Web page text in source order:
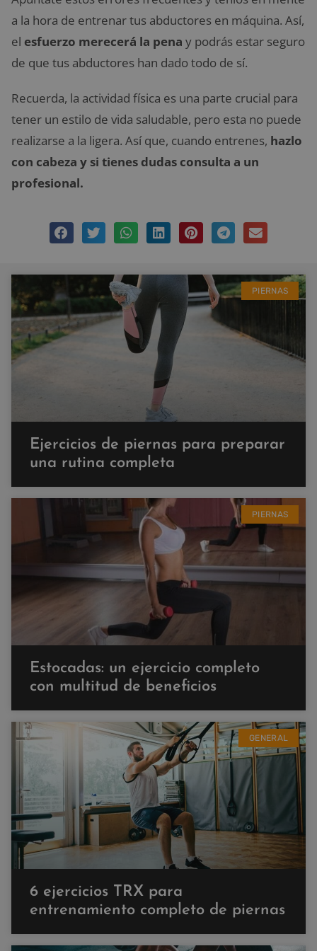
a la hora de entrenar tus abductores en máquina. Así,
el esfuerzo merecerá la pena y podrás estar seguro
de que tus abductores han dado todo de sí.
Recuerda, la actividad física es una parte crucial para
tener un estilo de vida saludable, pero esta no puede
realizarse a la ligera. Así que, cuando entrenes, hazlo
con cabeza y si tienes dudas consulta a un
profesional.
PIERNAS
Ejercicios de piernas para preparar
una rutina completa
PIERNAS
Estocadas: un ejercicio completo
con multitud de beneficios
GENERAL
6 ejercicios TRX para
entrenamiento completo de piernas